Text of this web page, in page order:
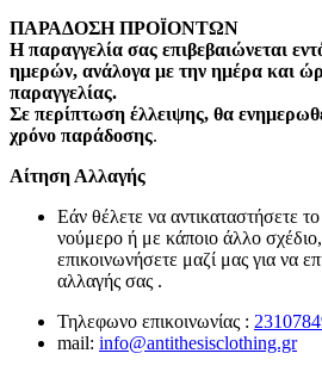
ΠΑΡΑΔΟΣΗ ΠΡΟΪΟΝΤΩΝ
Η παραγγελία σας επιβεβαιώνεται
ημερών, ανάλογα με την ημέρα και
παραγγελίας.
Σε περίπτωση έλλειψης, θα
χρόνο παράδοσης.
Αίτηση Αλλαγής
Εάν θέλετε να αντικαταστήσετε
νούμερο ή με κάποιο άλλο
επικοινωνήσετε μαζί μας για να
αλλαγής σας .
Τηλεφωνο επικοινωνίας :
mail: info@antithesisclothing.gr